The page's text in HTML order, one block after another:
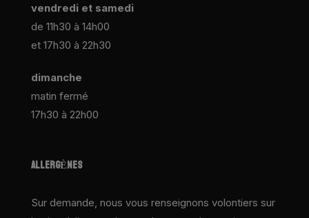
vendredi et samedi
de 11h30 à 14h00
et 17h30 à 22h30
dimanche
matin fermé
17h30 à 22h00
ALLERGÈNES
Sur demande, nous vous renseignons volontiers sur